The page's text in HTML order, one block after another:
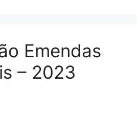
Emendas
– 2023